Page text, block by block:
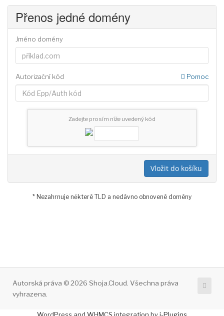
Přenos jedné domény
Jméno domény
Autorizační kód Pomoc
Zadejte prosím níže uvedený kód
Vložit do košíku
* Nezahrnuje některé TLD a nedávno obnovené domény
Autorská práva © 2026 Shoja.Cloud. Všechna práva
vyhrazena.